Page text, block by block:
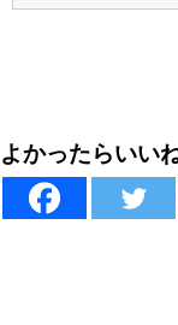
よかったらいい